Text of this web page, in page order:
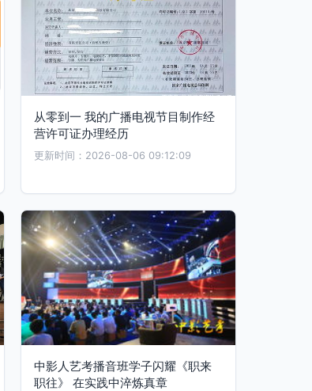
从零到一 我的广播电视节目制作经
营许可证办理经历
更新时间：2026-08-06 09:12:09
中影人艺考播音班学子闪耀《职来
职往》 在实践中淬炼真章